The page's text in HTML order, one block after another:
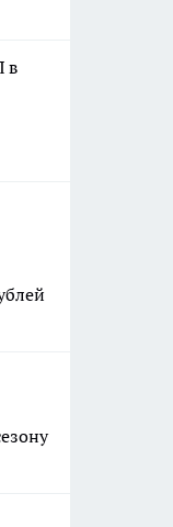
в